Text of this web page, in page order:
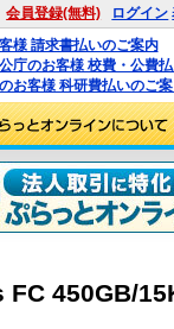
会員登録(無料) ログイン
様 請求書払いのご案内
庁のお客様 校費・公費
お客様 科研費払いのご
FC 450GB/